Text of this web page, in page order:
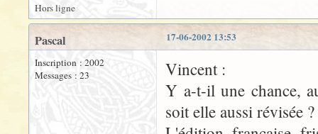
Hors ligne
17-06-2002 13:53
Pascal
Inscription : 2002
Messages : 23
Vincent :
Y a-t-il une chance,
soit elle aussi révisée ?